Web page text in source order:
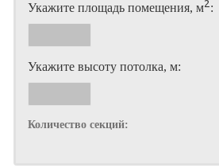
Укажите площадь помещения, м2 :
Укажите высоту потолка, м:
Количество секций: